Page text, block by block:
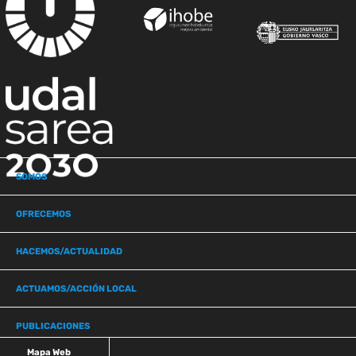
SOMOS
OFRECEMOS
HACEMOS/ACTUALIDAD
ACTUAMOS/ACCIÓN LOCAL
PUBLICACIONES
Mapa Web